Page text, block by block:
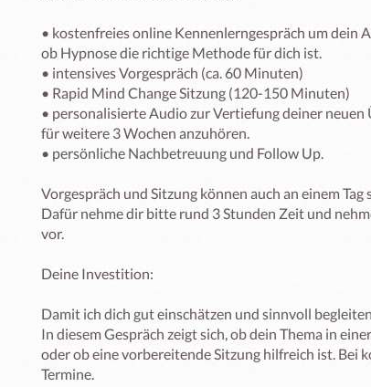
• kostenfreies online Kennenlerngespräch um dein
ob Hypnose die richtige Methode für dich ist.
• intensives Vorgespräch (ca. 60 Minuten)
• Rapid Mind Change Sitzung (120-150 Minuten)
• personalisierte Audio zur Vertiefung deiner neuen
für weitere 3 Wochen anzuhören.
• persönliche Nachbetreuung und Follow Up.
Vorgespräch und Sitzung können auch an einem
Dafür nehme dir bitte rund 3 Stunden Zeit und
vor.
Deine Investition:
Damit ich dich gut einschätzen und sinnvoll
In diesem Gespräch zeigt sich, ob dein Thema in
oder ob eine vorbereitende Sitzung hilfreich ist. Bei
Termine.